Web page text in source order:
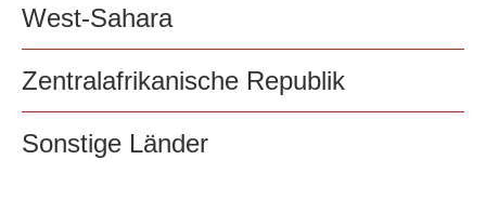
West-Sahara
Zentralafrikanische Republik
Sonstige Länder